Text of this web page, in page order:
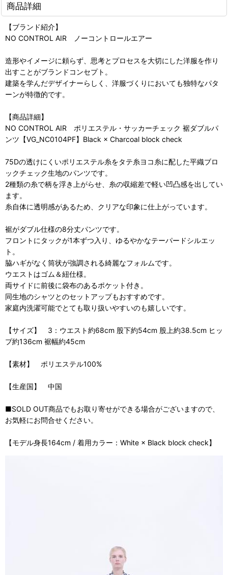
商品詳細
【ブランド紹介】
NO CONTROL AIR ノーコントロールエアー
造形やイメージに頼らず、思考とプロセスを大切にした洋服を作り
出すことがブランドコンセプト。
建築を学んだデザイナーらしく、洋服づくりにおいても独特なパタ
ーンが特徴的です。
【商品詳細】
NO CONTROL AIR ポリエステル・サッカーチェック 裾ダブルパ
ンツ【VG_NC0104PF】Black × Charcoal block check
75Dの透けにくいポリエステル糸をタテ糸ヨコ糸に配した平織ブロ
ックチェック生地のパンツです。
2種類の糸で柄を浮き上がらせ、糸の収縮差で軽い凹凸感を出してい
ます。
糸自体に透明感があるため、クリアな印象に仕上がっています。
裾がダブル仕様の8分丈パンツです。
フロントにタックが1本ずつ入り、ゆるやかなテーパードシルエッ
ト。
脇ハギがなく筒状が強調される綺麗なフォルムです。
ウエストはゴム＆紐仕様。
両サイドに前後に袋布のあるポケット付き。
同生地のシャツとのセットアップもおすすめです。
家庭内洗濯可能でとても取り扱いやすいのも嬉しいです。
【サイズ】 3：ウエスト約68cm 股下約54cm 股上約38.5cm ヒッ
プ約136cm 裾幅約45cm
【素材】 ポリエステル100%
【生産国】 中国
■SOLD OUT商品でもお取り寄せができる場合がございますので、
お気軽にお問合せください。
【モデル身長164cm / 着用カラー：White × Black block check】